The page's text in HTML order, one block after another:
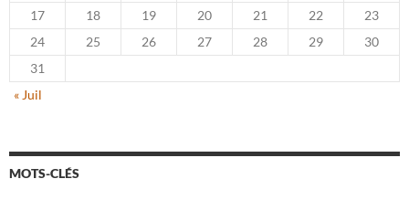
17
18 19 20 21 22
23
24
25 26 27 28 29
30
31
« Juil
MOTS-CLÉS